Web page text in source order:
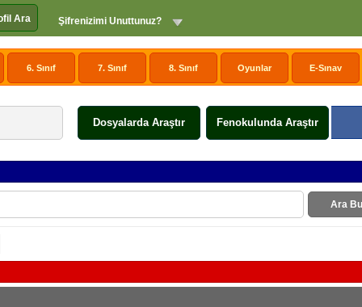
Ara Şifrenizimi Unuttunuz?
6. Sınıf 7. Sınıf 8. Sınıf Oyunlar E-Sınav
Dosyalarda Araştır Fenokulunda Araştır
Ara